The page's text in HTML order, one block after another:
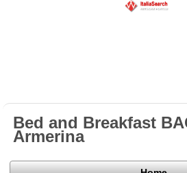
Bed and Breakfast
Armerina